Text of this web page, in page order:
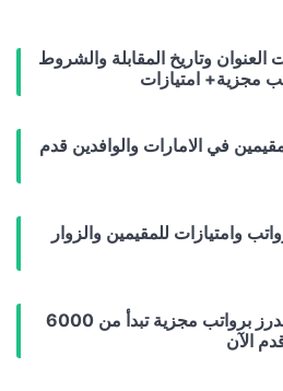
العنوان وتاريخ المقابلة والشروط
مجزية+ امتيازات
في الامارات والوافدين قدم
وامتيازات للمقيمين والزوار
وظائف مدرسة جيمس فاوندرز برواتب مجزية تبدأ من 6000
الآن